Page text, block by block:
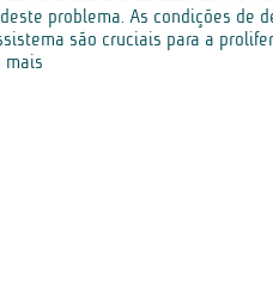
problema. As condições de
são cruciais para a
mais